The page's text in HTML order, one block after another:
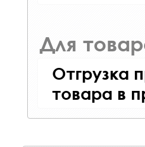
Для
Отгрузка
товара в